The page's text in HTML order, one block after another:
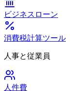
ビジネスローン
消費税計算ツール
人事と従業員
人件費